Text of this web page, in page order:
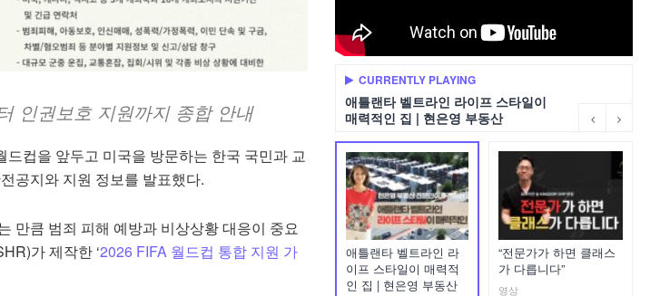
인권보호 지원까지 종합 안내
컵을 앞두고 미국을 방문하는 한국 국민과 교
공지와 지원 정보를 발표했다.
만큼 범죄 피해 예방과 비상상황 대응이 중요
가 제작한 ‘2026 FIFA 월드컵 통합 지원 가
CURRENTLY PLAYING
애틀랜타 벨트라인 라이프 스타일이
매력적인 집 | 현은영 부동산
애틀랜타 벨트라인 라
이프 스타일이 매력적
인 집 | 현은영 부동산
“전문가가 하면 클래스
가 다릅니다”
영상